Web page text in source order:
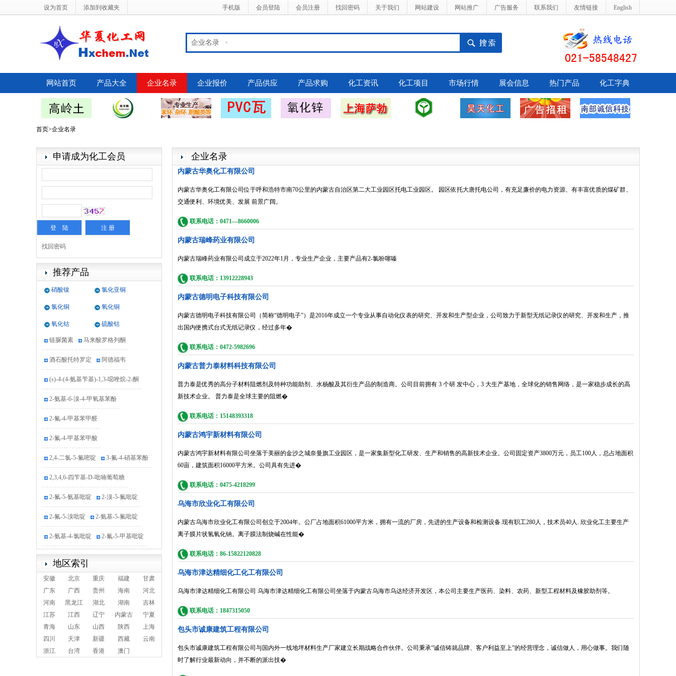
设为首页 添加到收藏夹 手机版 会员登陆 会员注册 找回密码 关于我们 网站建设 网站推广 广告服务 联系我们 友情链接 English
企业名录
网站首页 产品大全 企业名录 企业报价 产品供应 产品求购 化工资讯 化工项目 市场行情 展会信息 热门产品 化工字典
首页>企业名录
申请成为化工会员
找回密码
推荐产品
硝酸镍 氯化亚铜
氯化铜 氧化铜
氧化钴 硫酸钴
链脲菌素 马来酸罗格列酮
酒石酸托特罗定 阿德福韦
(s)-4-(4-氨基苄基)-1,3-噁唑烷-2-酮
2-氨基-6-溴-4-甲氧基苯酚
2-氟-4-甲基苯甲醛
2-氟-4-甲基苯甲酸
2,4-二氯-5-氟嘧啶 3-氟-4-硝基苯酚
2,3,4,6-四苄基-D-吡喃葡萄糖
2-氟-5-氨基吡啶 2-溴-5-氟吡啶
2-氟-5-溴吡啶 2-氨基-5-氟吡啶
2-氨基-4-氯吡啶 2-氟-5-甲基吡啶
4-溴-2-甲基吡啶 2-氯-4-硝基吡啶
5-氯-2-氟吡啶 4-氯烟酸
2,5-二氯吡啶 2-氰基-5-氯吡啶
2-氯-4-溴吡啶
尼莫司汀
地区索引
安徽 北京 重庆 福建
甘肃
广东
广西 贵州 海南
河北
河南
黑龙江 湖北 湖南
吉林
江苏
江西 辽宁 内蒙古
宁夏
青海
山东 山西 陕西
上海
四川
天津 新疆 西藏
云南
浙江
台湾 香港 澳门
企业名录
内蒙古华奥化工有限公司
内蒙古华奥化工有限公司位于呼和浩特市南70公里的内蒙古自治区第二大工业园区托电工业园区。 园区依托大唐托电公司，有充足廉价的电力资源、有丰富优质的煤矿群、
交通便利、环境优美、发展 前景广阔。
联系电话：0471—8660006
内蒙古瑞峰药业有限公司
内蒙古瑞峰药业有限公司成立于2022年1月，专业生产企业，主要产品有2-氯吩噻嗪
联系电话：13912228943
内蒙古德明电子科技有限公司
内蒙古德明电子科技有限公司（简称“德明电子”）是2016年成立一个专业从事自动化仪表的研究、开发和生产型企业，公司致力于新型无纸记录仪的研究、开发和生产，推
出国内便携式台式无纸记录仪，经过多年�
联系电话：0472-5982696
内蒙古普力泰材料科技有限公司
普力泰是优秀的高分子材料阻燃剂及特种功能助剂、水杨酸及其衍生产品的制造商。公司目前拥有 3 个研 发中心，3 大生产基地，全球化的销售网络，是一家稳步成长的高
新技术企业。 普力泰是全球主要的阻燃�
联系电话：15148393318
内蒙古鸿宇新材料有限公司
内蒙古鸿宇新材料有限公司坐落于美丽的金沙之城奈曼旗工业园区，是一家集新型化工研发、生产和销售的高新技术企业。公司固定资产3800万元，员工100人，总占地面积
60亩，建筑面积16000平方米。公司具有先进�
联系电话：0475-4218299
乌海市欣业化工有限公司
内蒙古乌海市欣业化工有限公司创立于2004年。公厂占地面积61000平方米，拥有一流的厂房，先进的生产设备和检测设备.现有职工280人，技术员40人. 欣业化工主要生产
离子膜片状氢氧化钠。离子膜法制烧碱在性能�
联系电话：86-15822120828
乌海市津达精细化工化工有限公司
乌海市津达精细化工有限公司 乌海市津达精细化工有限公司坐落于内蒙古乌海市乌达经济开发区，本公司主要生产医药、染料、农药、新型工程材料及橡胶助剂等。
联系电话：1847315050
包头市诚康建筑工程有限公司
包头市诚康建筑工程有限公司与国内外一线地坪材料生产厂家建立长期战略合作伙伴。公司秉承“诚信铸就品牌、客户利益至上”的经营理念，诚信做人，用心做事。我们随
时了解行业最新动向，并不断的派出技�